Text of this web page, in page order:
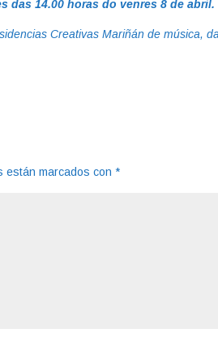
das 14.00 horas do venres 8 de abril.
Creativas Mariñán de música,
están marcados con*